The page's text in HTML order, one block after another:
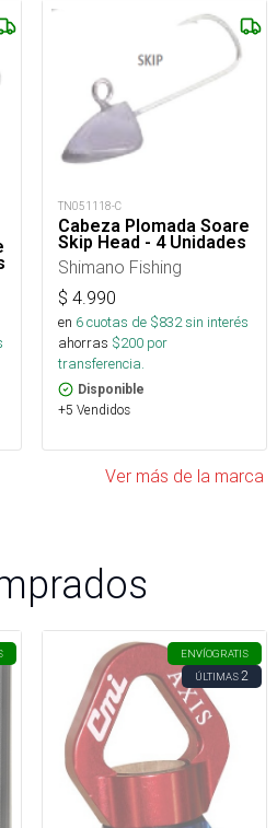
TN051118-C
Cabeza Plomada Soare
Skip Head - 4 Unidades
Shimano Fishing
$ 4.990
en 6cuotas de $832sin interés
ahorras $200 por
transferencia.
Disponible
+5 Vendidos
Ver más de la marca
ENVÍOGRATIS
ÚLTIMAS2